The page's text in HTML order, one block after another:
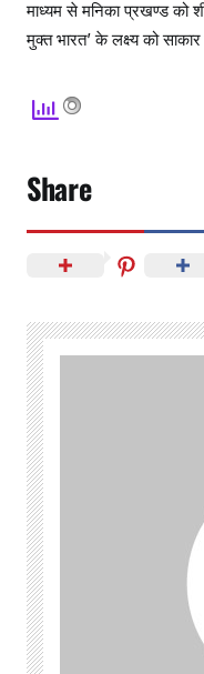
माध्यम से मनिका प्रखण्ड को
मुक्त भारत’ के लक्ष्य को
Share